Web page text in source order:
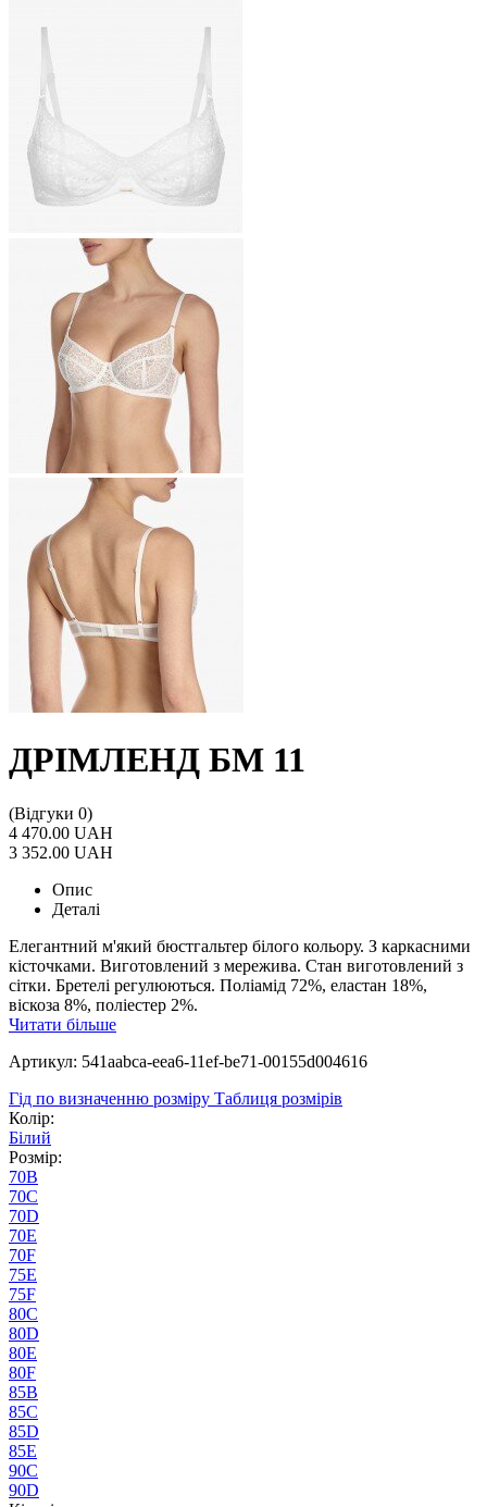
ДРІМЛЕНД БМ 11
(Відгуки 0)
4 470.00 UAH
3 352.00 UAH
Опис
Деталі
Елегантний м'який бюстгальтер білого кольору. З каркасними
кісточками. Виготовлений з мережива. Стан виготовлений з
сітки. Бретелі регулюються. Поліамід 72%, еластан 18%,
віскоза 8%, поліестер 2%.
Читати більше
Артикул: 541aabca-eea6-11ef-be71-00155d004616
Гід по визначенню розміру Таблиця розмірів
Колір:
Білий
Розмір:
70B
70C
70D
70E
70F
75E
75F
80C
80D
80E
80F
85B
85C
85D
85E
90C
90D